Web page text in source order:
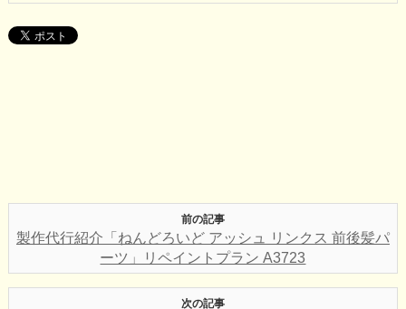
前の記事
製作代行紹介「ねんどろいど アッシュ リンクス 前後髪パ
ーツ」リペイントプラン A3723
次の記事